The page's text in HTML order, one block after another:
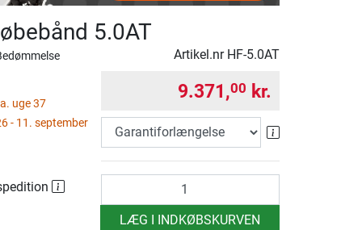
5.0AT
Artikel.nr HF-5.0AT
uge 37
- 11. september
9.371,00 kr.
LÆG I INDKØBSKURVEN